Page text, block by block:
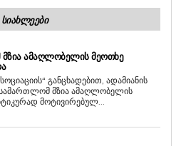
ᲡᲘᲐᲮᲚᲔᲔᲑᲘ
ᲐᲛᲐᲦᲚᲝᲑᲔᲚᲘᲡ ᲛᲔᲝᲗᲮᲔ
განცხადებით, ადამიანის
მზია ამაღლობელის
მოტივირებულ...